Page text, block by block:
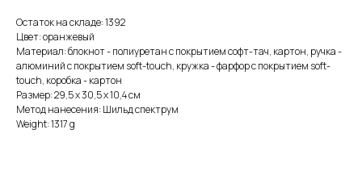
Остаток на складе: 1392
Цвет: оранжевый
Материал: блокнот - полиуретан с покрытием софт-тач, картон, ручка -
алюминий с покрытием soft-touch, кружка - фарфор с покрытием soft-
touch, коробка - картон
Размер: 29,5 х 30,5 х 10,4 см
Метод нанесения: Шильд спектрум
Weight: 1317 g